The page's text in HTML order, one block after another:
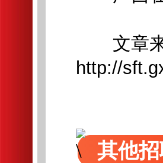
文章来
http://
其他